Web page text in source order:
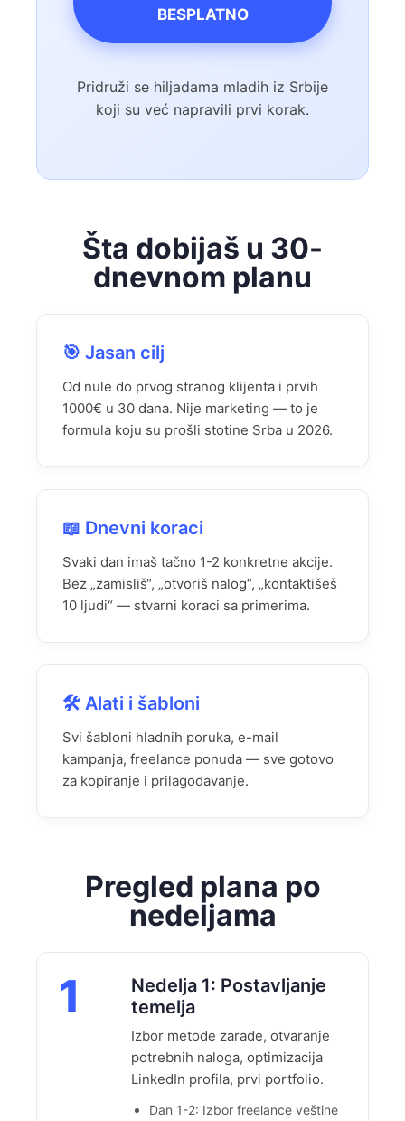
BESPLATNO
Pridruži se hiljadama mladih iz Srbije
koji su već napravili prvi korak.
Šta dobijaš u 30-
dnevnom planu
🎯 Jasan cilj
Od nule do prvog stranog klijenta i prvih
1000€ u 30 dana. Nije marketing — to je
formula koju su prošli stotine Srba u 2026.
📖 Dnevni koraci
Svaki dan imaš tačno 1-2 konkretne akcije.
Bez „zamisliš“, „otvoriš nalog“, „kontaktišeš
10 ljudi“ — stvarni koraci sa primerima.
🛠️ Alati i šabloni
Svi šabloni hladnih poruka, e-mail
kampanja, freelance ponuda — sve gotovo
za kopiranje i prilagođavanje.
Pregled plana po
nedeljama
1
Nedelja 1: Postavljanje
temelja
Izbor metode zarade, otvaranje
potrebnih naloga, optimizacija
LinkedIn profila, prvi portfolio.
Dan 1-2: Izbor freelance veštine